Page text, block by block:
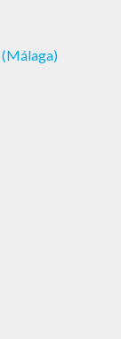
(Málaga)